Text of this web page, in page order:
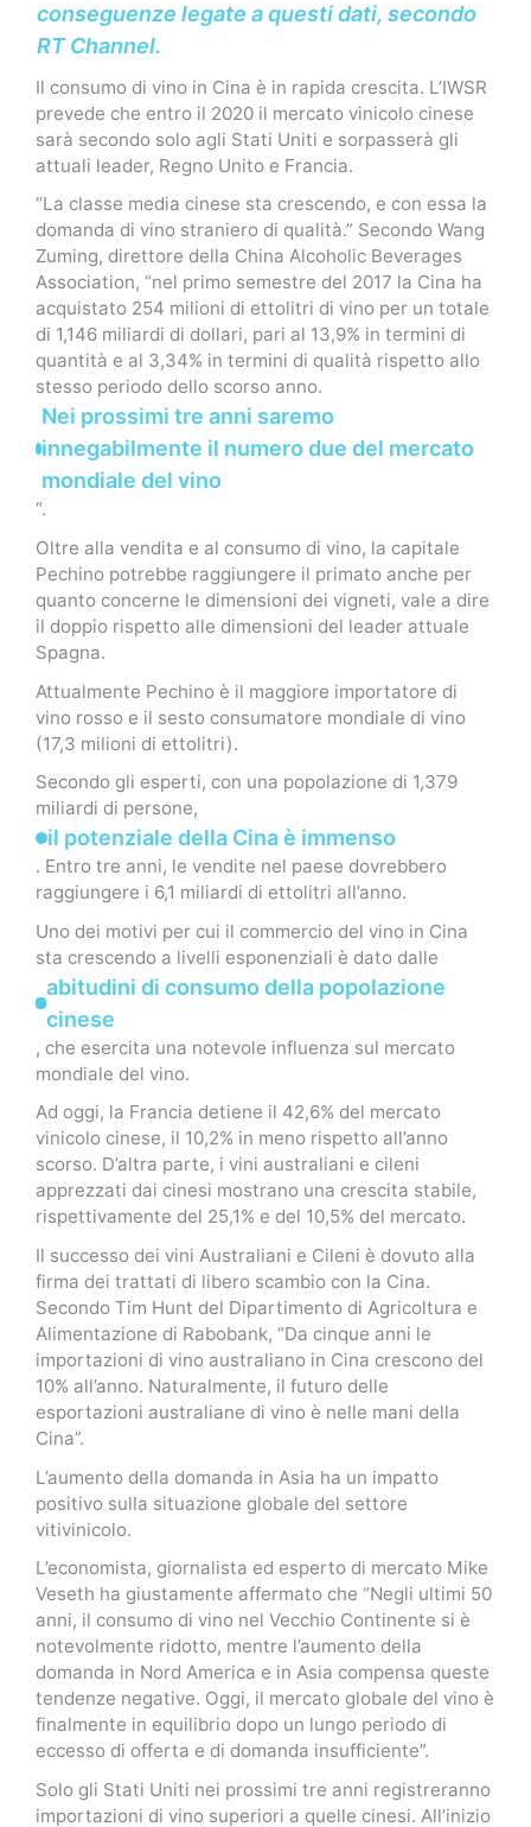
conseguenze legate a questi dati, secondo
RT Channel.
Il consumo di vino in Cina è in rapida crescita. L’IWSR
prevede che entro il 2020 il mercato vinicolo cinese
sarà secondo solo agli Stati Uniti e sorpasserà gli
attuali leader, Regno Unito e Francia.
“La classe media cinese sta crescendo, e con essa la
domanda di vino straniero di qualità.” Secondo Wang
Zuming, direttore della China Alcoholic Beverages
Association, “nel primo semestre del 2017 la Cina ha
acquistato 254 milioni di ettolitri di vino per un totale
di 1,146 miliardi di dollari, pari al 13,9% in termini di
quantità e al 3,34% in termini di qualità rispetto allo
stesso periodo dello scorso anno.
Nei prossimi tre anni saremo
innegabilmente il numero due del mercato
mondiale del vino
“.
Oltre alla vendita e al consumo di vino, la capitale
Pechino potrebbe raggiungere il primato anche per
quanto concerne le dimensioni dei vigneti, vale a dire
il doppio rispetto alle dimensioni del leader attuale
Spagna.
Attualmente Pechino è il maggiore importatore di
vino rosso e il sesto consumatore mondiale di vino
(17,3 milioni di ettolitri).
Secondo gli esperti, con una popolazione di 1,379
miliardi di persone,
il potenziale della Cina è immenso
. Entro tre anni, le vendite nel paese dovrebbero
raggiungere i 6,1 miliardi di ettolitri all’anno.
Uno dei motivi per cui il commercio del vino in Cina
sta crescendo a livelli esponenziali è dato dalle
abitudini di consumo della popolazione
cinese
, che esercita una notevole influenza sul mercato
mondiale del vino.
Ad oggi, la Francia detiene il 42,6% del mercato
vinicolo cinese, il 10,2% in meno rispetto all’anno
scorso. D’altra parte, i vini australiani e cileni
apprezzati dai cinesi mostrano una crescita stabile,
rispettivamente del 25,1% e del 10,5% del mercato.
Il successo dei vini Australiani e Cileni è dovuto alla
firma dei trattati di libero scambio con la Cina.
Secondo Tim Hunt del Dipartimento di Agricoltura e
Alimentazione di Rabobank, “Da cinque anni le
importazioni di vino australiano in Cina crescono del
10% all’anno. Naturalmente, il futuro delle
esportazioni australiane di vino è nelle mani della
Cina”.
L’aumento della domanda in Asia ha un impatto
positivo sulla situazione globale del settore
vitivinicolo.
L’economista, giornalista ed esperto di mercato Mike
Veseth ha giustamente affermato che “Negli ultimi 50
anni, il consumo di vino nel Vecchio Continente si è
notevolmente ridotto, mentre l’aumento della
domanda in Nord America e in Asia compensa queste
tendenze negative. Oggi, il mercato globale del vino è
finalmente in equilibrio dopo un lungo periodo di
eccesso di offerta e di domanda insufficiente”.
Solo gli Stati Uniti nei prossimi tre anni registreranno
importazioni di vino superiori a quelle cinesi. All’inizio